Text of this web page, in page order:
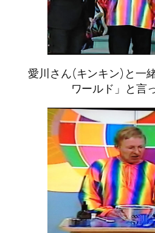
愛川さん(キンキン)と一
ワールド」と言